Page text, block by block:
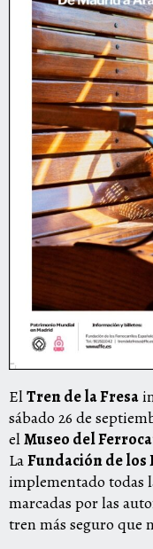
ElTren de la Fresa
sábado 26 de
elMuseo del
LaFundación de
implementado todas
marcadas por las
tren más seguro que